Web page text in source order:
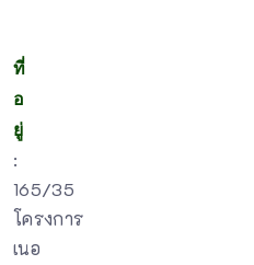
ที่
อ
ยู่
:
165/35
โครงการ
เนอ